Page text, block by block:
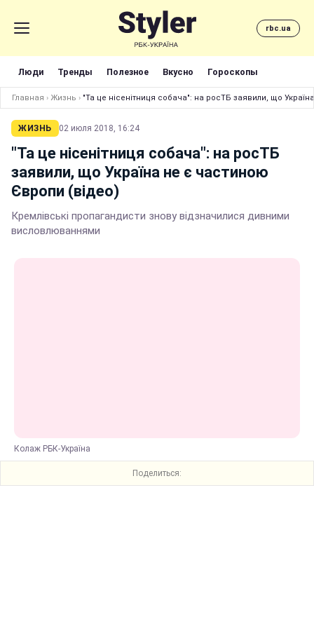
rbc.ua
Люди Тренды Полезное Вкусно Гороскопы
Главная › Жизнь › "Та це нісенітниця собача": на росТБ заявили, що
ЖИЗНЬ 02 июля 2018, 16:24
"Та це нісенітниця собача": на росТБ
заявили, що Україна не є частиною
Європи (відео)
Кремлівські пропагандисти знову відзначилися дивними
висловлюваннями
Колаж РБК-Україна
Поделиться: